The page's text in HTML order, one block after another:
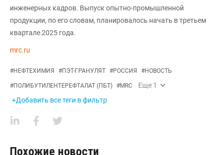
инженерных кадров. Выпуск опытно-промышленной
продукции, по его словам, планировалось начать в третьем
квартале 2025 года.
mrc.ru
#НЕФТЕХИМИЯ #ПЭТ-ГРАНУЛЯТ #РОССИЯ #НОВОСТЬ
#ПОЛИБУТИЛЕНТЕРЕФТАЛАТ (ПБТ) #MRC Еще 1
+Добавить все теги в фильтр
Похожие новости